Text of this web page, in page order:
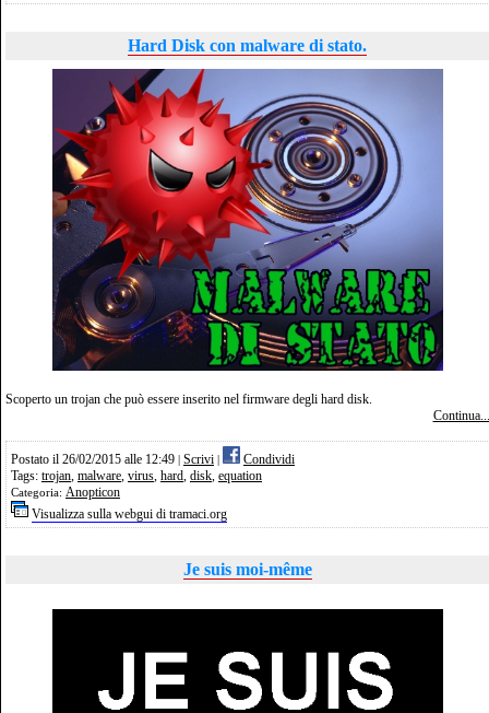
Hard Disk con malware di stato.
Scoperto un trojan che può essere inserito nel firmware degli hard disk.
Continua...
Postato il 26/02/2015 alle 12:49 Scrivi
Condividi
Tags: trojan, malware, virus, hard, disk, equation
Categoria: Anopticon
Visualizza sulla webgui di tramaci.org
Je suis moi-même